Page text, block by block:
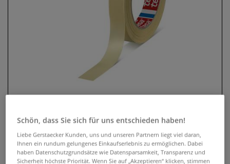
tesa® Professional Abdeckband
Schön, dass Sie sich für uns entschieden haben!
Liebe Gerstaecker Kunden, uns und unseren Partnern liegt viel daran,
Ihnen ein rundum gelungenes Einkaufserlebnis zu ermöglichen. Dabei
haben Datenschutzgrundsätze wie Datensparsamkeit, Transparenz und
Sicherheit höchste Priorität. Wenn Sie auf „Akzeptieren“ klicken, stimmen